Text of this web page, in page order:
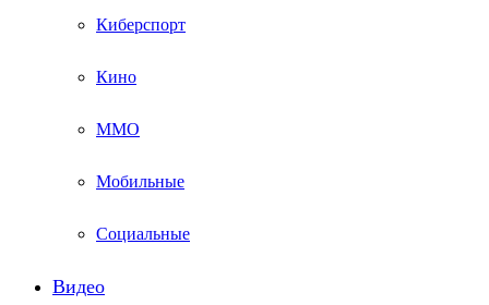
Киберспорт
Кино
ММО
Мобильные
Социальные
Видео